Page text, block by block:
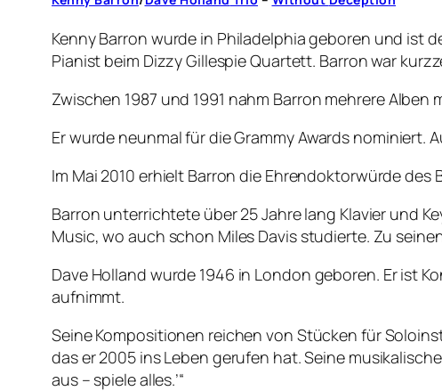
Kenny Barron wurde in Philadelphia geboren und ist
Pianist beim Dizzy Gillespie Quartett. Barron war
Zwischen 1987 und 1991 nahm Barron mehrere Alben
Er wurde neunmal für die Grammy Awards nominiert.
Im Mai 2010 erhielt Barron die Ehrendoktorwürde des
Barron unterrichtete über 25 Jahre lang Klavier und
Music, wo auch schon Miles Davis studierte. Zu
Dave Holland wurde 1946 in London geboren. Er ist
aufnimmt.
Seine Kompositionen reichen von Stücken für
das er 2005 ins Leben gerufen hat. Seine
aus – spiele alles.’“